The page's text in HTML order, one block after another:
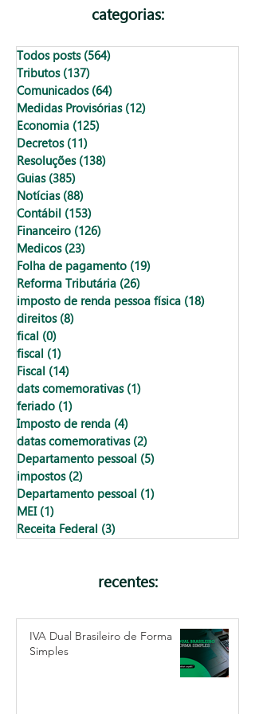
categorias:
Todos posts (564)
Tributos (137)
Comunicados (64)
Medidas Provisórias (12)
Economia (125)
Decretos (11)
Resoluções (138)
Guias (385)
Notícias (88)
Contábil (153)
Financeiro (126)
Medicos (23)
Folha de pagamento (19)
Reforma Tributária (26)
imposto de renda pessoa física (18)
direitos (8)
fical (0)
fiscal (1)
Fiscal (14)
dats comemorativas (1)
feriado (1)
Imposto de renda (4)
datas comemorativas (2)
Departamento pessoal (5)
impostos (2)
Departamento pessoal (1)
MEI (1)
Receita Federal (3)
recentes:
IVA Dual Brasileiro de Forma
Simples